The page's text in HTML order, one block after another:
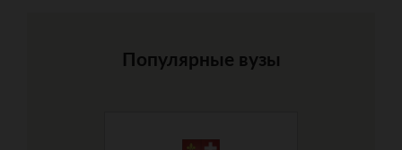
Популярные вузы